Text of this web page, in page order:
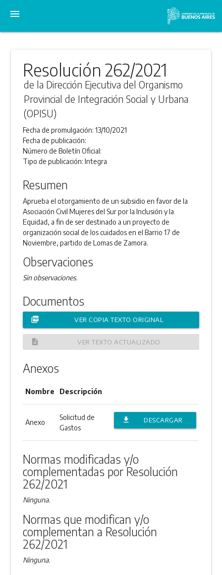
menu
Resolución 262/2021
de la Dirección Ejecutiva del Organismo
Provincial de Integración Social y Urbana
(OPISU)
Fecha de promulgación:13/10/2021
Fecha de publicación:
Número de Boletín Oficial:
Tipo de publicación:Integra
Resumen
Aprueba el otorgamiento de un subsidio en favor de la
Asociación Civil Mujeres del Sur por la Inclusión y la
Equidad, a fin de ser destinado a un proyecto de
organización social de los cuidados en el Barrio 17 de
Noviembre, partido de Lomas de Zamora.
Observaciones
Sin observaciones.
Documentos
picture_as_pdf VER COPIA TEXTO ORIGINAL
description VER TEXTO ACTUALIZADO
Anexos
Nombre Descripción
Anexo
Solicitud de
Gastos
file_download
DESCARGAR
Normas modificadas y/o
complementadas por Resolución
262/2021
Ninguna.
Normas que modifican y/o
complementan a Resolución
262/2021
Ninguna.